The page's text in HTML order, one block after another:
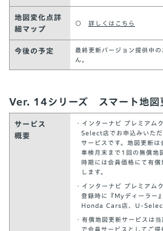
地図変化点詳
細マップ
○ 詳しくはこちら
今後の予定
最終更新バージョン提供中
ん。
Ver. 14シリーズ スマート地図
サービス
概要
・インターナビ プレミア
Select店でお申込みいただ
サービスです。地図更新は
車検月末まで1回の無償地
時期には会員価格にて有
します。
・インターナビ プレミアム
登録時に『Myディーラー
Honda Cars店、U-Select
・有償地図更新サービスは
で会員サービスとしてご提